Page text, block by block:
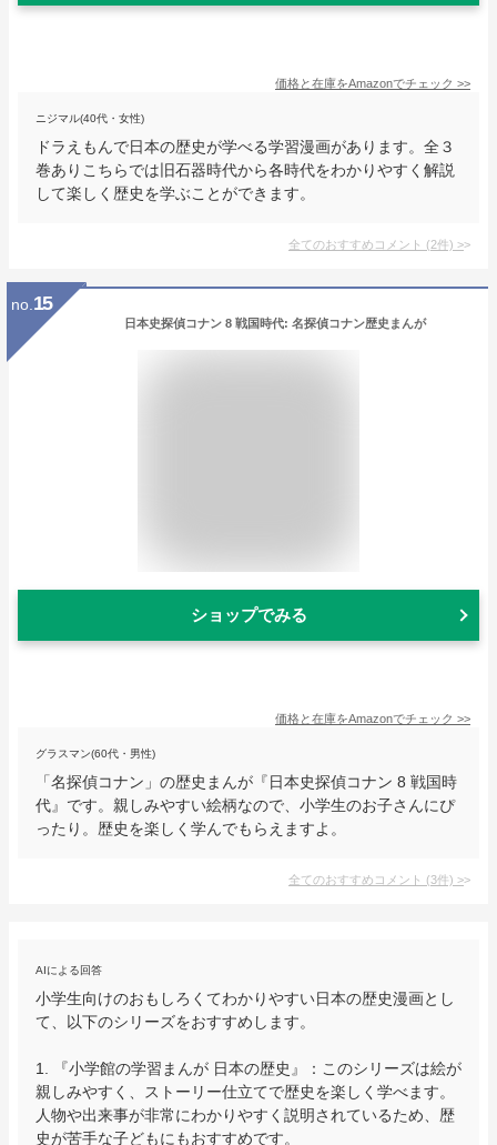
価格と在庫をAmazonでチェック >>
ニジマル(40代・女性)
ドラえもんで日本の歴史が学べる学習漫画があります。全３
巻ありこちらでは旧石器時代から各時代をわかりやすく解説
して楽しく歴史を学ぶことができます。
全てのおすすめコメント (2件) >
no. 15
日本史探偵コナン 8 戦国時代: 名探偵コナン歴史まんが
ショップでみる
価格と在庫をAmazonでチェック >>
グラスマン(60代・男性)
「名探偵コナン」の歴史まんが『日本史探偵コナン 8 戦国時
代』です。親しみやすい絵柄なので、小学生のお子さんにぴ
ったり。歴史を楽しく学んでもらえますよ。
全てのおすすめコメント (3件) >
AIによる回答
小学生向けのおもしろくてわかりやすい日本の歴史漫画とし
て、以下のシリーズをおすすめします。
1. 『小学館の学習まんが 日本の歴史』：このシリーズは絵が
親しみやすく、ストーリー仕立てで歴史を楽しく学べます。
人物や出来事が非常にわかりやすく説明されているため、歴
史が苦手な子どもにもおすすめです。